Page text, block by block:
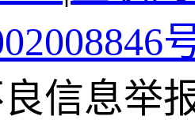
信息举